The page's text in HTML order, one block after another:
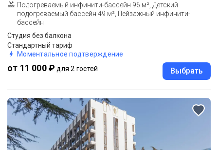
Подогреваемый инфинити-бассейн 96 м², Детский
подогреваемый бассейн 49 м², Пейзажный инфинити-
бассейн
Студия без балкона
Стандартный тариф
Моментальное подтверждение
от 11 000 ₽ для 2 гостей Выбрать